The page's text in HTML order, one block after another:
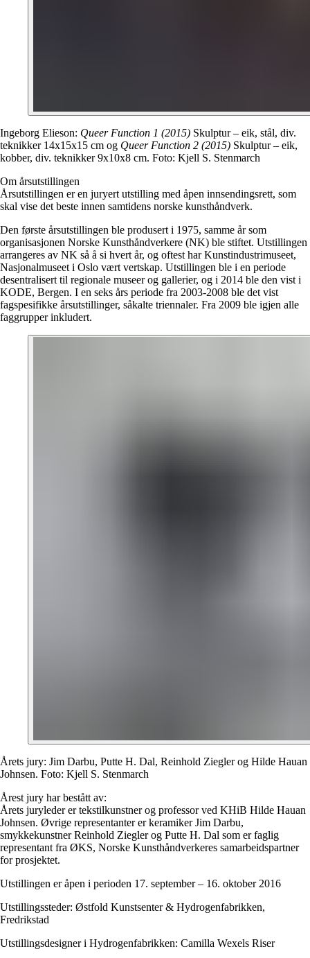
Ingeborg Elieson: Queer Function 1 (2015) Skulptur – eik, stål, div.
teknikker 14x15x15 cm og Queer Function 2 (2015) Skulptur – eik,
kobber, div. teknikker 9x10x8 cm. Foto: Kjell S. Stenmarch
Om årsutstillingen
Årsutstillingen er en juryert utstilling med åpen innsendingsrett, som
skal vise det beste innen samtidens norske kunsthåndverk.
Den første årsutstillingen ble produsert i 1975, samme år som
organisasjonen Norske Kunsthåndverkere (NK) ble stiftet. Utstillingen
arrangeres av NK så å si hvert år, og oftest har Kunstindustrimuseet,
Nasjonalmuseet i Oslo vært vertskap. Utstillingen ble i en periode
desentralisert til regionale museer og gallerier, og i 2014 ble den vist i
KODE, Bergen. I en seks års periode fra 2003-2008 ble det vist
fagspesifikke årsutstillinger, såkalte triennaler. Fra 2009 ble igjen alle
faggrupper inkludert.
Årets jury: Jim Darbu, Putte H. Dal, Reinhold Ziegler og Hilde Hauan
Johnsen. Foto: Kjell S. Stenmarch
Årest jury har bestått av:
Årets juryleder er tekstilkunstner og professor ved KHiB Hilde Hauan
Johnsen. Øvrige representanter er keramiker Jim Darbu,
smykkekunstner Reinhold Ziegler og Putte H. Dal som er faglig
representant fra ØKS, Norske Kunsthåndverkeres samarbeidspartner
for prosjektet.
Utstillingen er åpen i perioden 17. september – 16. oktober 2016
Utstillingssteder: Østfold Kunstsenter & Hydrogenfabrikken,
Fredrikstad
Utstillingsdesigner i Hydrogenfabrikken: Camilla Wexels Riser